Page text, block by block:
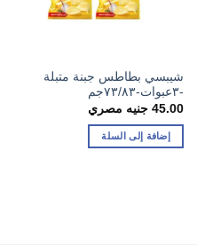
شيبسي بطاطس جبنة متبلة
-٣عبوات-٧٣/٨٣جم
45.00جنيه مصري
إضافة إلى السلة